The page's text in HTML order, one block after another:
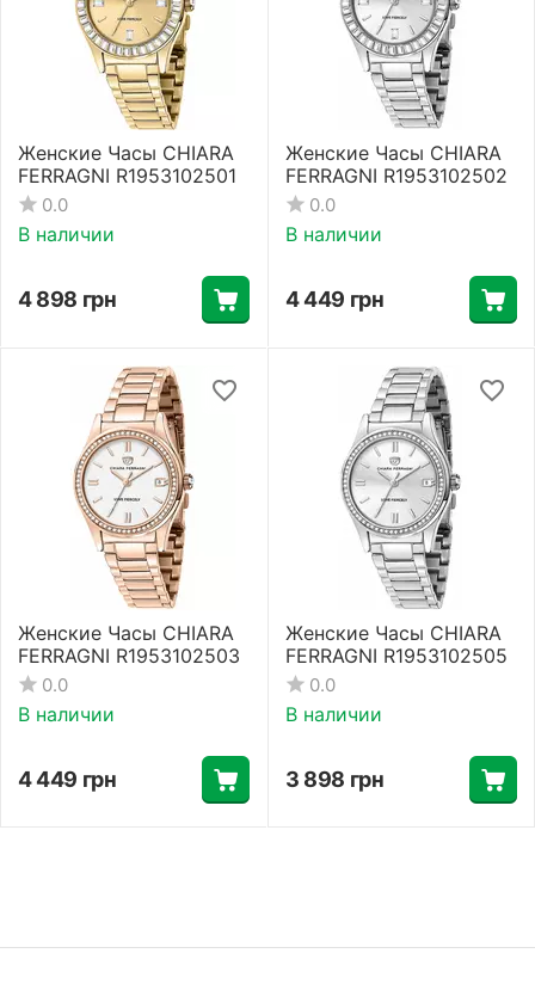
Женские Часы CHIARA
FERRAGNI R1953102501
0.0
В наличии
4 898 грн
Женские Часы CHIARA
FERRAGNI R1953102502
0.0
В наличии
4 449 грн
Женские Часы CHIARA
FERRAGNI R1953102503
0.0
В наличии
4 449 грн
Женские Часы CHIARA
FERRAGNI R1953102505
0.0
В наличии
3 898 грн